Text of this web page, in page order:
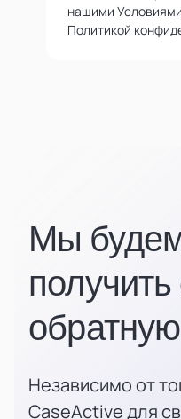
нашими
Политикой
Мы
получить
Независимо от
CaseActive для